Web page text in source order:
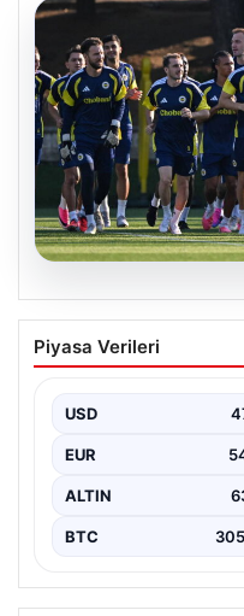
05.08.2026
Fenerbahçe’nin
Sturm Graz Maçı
Fenerbahçe, UEFA
Piyasa Verileri
USD
EUR
ALTIN
BTC